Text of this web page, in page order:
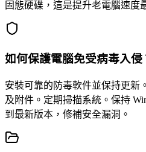
固態硬碟，這是提升老電腦速度
如何保護電腦免受病毒入侵
安裝可靠的防毒軟件並保持更新
及附件。定期掃描系統。保持
到最新版本，修補安全漏洞。